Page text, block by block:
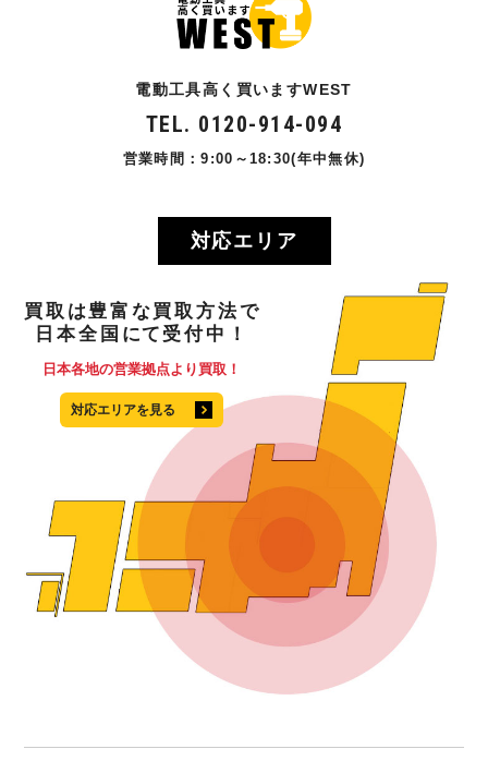
電動工具高く買いますWEST
TEL. 0120-914-094
営業時間：9:00～18:30(年中無休)
対応エリア
買取 は 豊富な買取方法で
日本全国 にて 受付中！
日本各地の営業拠点より買取！
対応エリアを見る